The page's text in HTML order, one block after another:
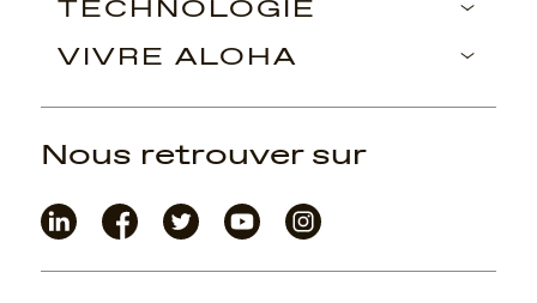
TECHNOLOGIE
VIVRE ALOHA
Nous retrouver sur